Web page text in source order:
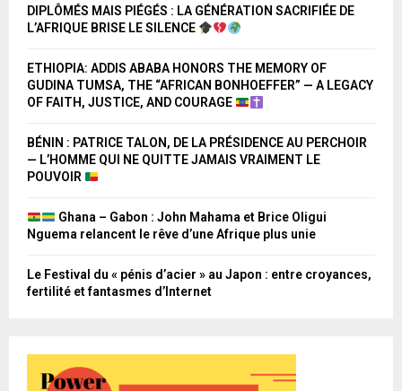
DIPLÔMÉS MAIS PIÉGÉS : LA GÉNÉRATION SACRIFIÉE DE
L’AFRIQUE BRISE LE SILENCE
ETHIOPIA: ADDIS ABABA HONORS THE MEMORY OF
GUDINA TUMSA, THE “AFRICAN BONHOEFFER” — A LEGACY
OF FAITH, JUSTICE, AND COURAGE
BÉNIN : PATRICE TALON, DE LA PRÉSIDENCE AU PERCHOIR
— L’HOMME QUI NE QUITTE JAMAIS VRAIMENT LE
POUVOIR
Ghana – Gabon : John Mahama et Brice Oligui
Nguema relancent le rêve d’une Afrique plus unie
Le Festival du « pénis d’acier » au Japon : entre croyances,
fertilité et fantasmes d’Internet